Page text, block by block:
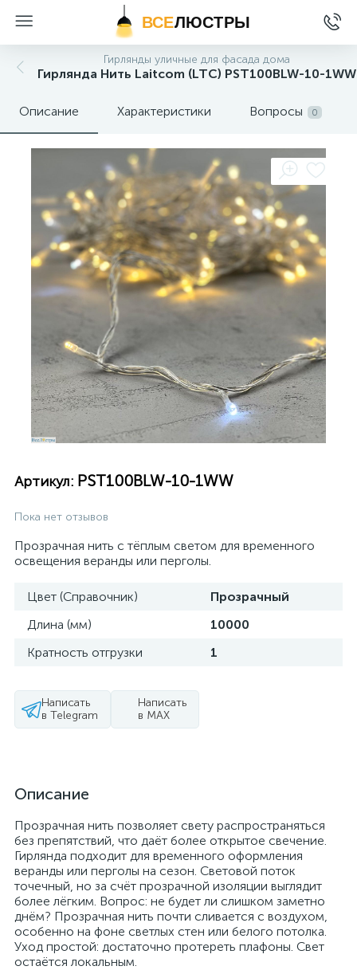
ВСЕЛЮСТРЫ
Гирлянды уличные для фасада дома
Гирлянда Нить Laitcom (LTC) PST100BLW-10-1WW
Описание Характеристики Вопросы 0
Артикул: PST100BLW-10-1WW
Пока нет отзывов
Прозрачная нить с тёплым светом для временного
освещения веранды или перголы.
Цвет (Справочник)
Прозрачный
Длина (мм)
10000
Кратность отгрузки
1
Написать
в Telegram
Написать
в MAX
Описание
Прозрачная нить позволяет свету распространяться
без препятствий, что даёт более открытое свечение.
Гирлянда подходит для временного оформления
веранды или перголы на сезон. Световой поток
точечный, но за счёт прозрачной изоляции выглядит
более лёгким. Вопрос: не будет ли слишком заметно
днём? Прозрачная нить почти сливается с воздухом,
особенно на фоне светлых стен или белого потолка.
Уход простой: достаточно протереть плафоны. Свет
остаётся локальным.